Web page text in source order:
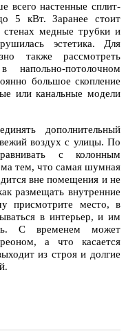
всего настенные сплит-
5 кВт. Заранее стоит
стенах медные трубки и
эстетика. Для
также рассмотреть
напольно-потолочном
большое скопление
или канальные модели
дополнительный
воздух с улицы. По
с колонным
тем, что самая шумная
вне помещения и не
размещать внутренние
присмотрите место, в
в интерьер, и им
С временем может
а что касается
из строя и долгие